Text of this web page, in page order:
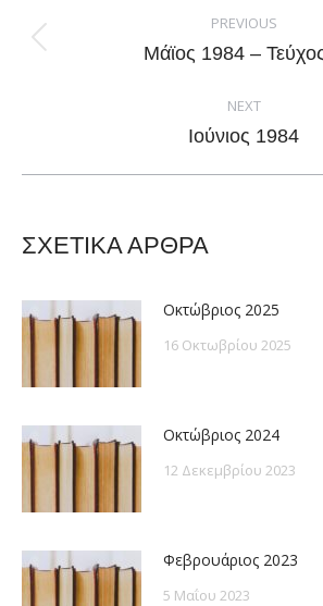
navigation
PREVIOUS
Previous
Μάϊος 1984 –
NEXT
Next
Ιούνιος 1984
ΣΧΕΤΙΚΑ ΑΡΘΡΑ
Οκτώβριος 2025
16 Οκτωβρίου 2025
Οκτώβριος 2024
12 Δεκεμβρίου 2023
Φεβρουάριος 2023
5 Μαΐου 2023